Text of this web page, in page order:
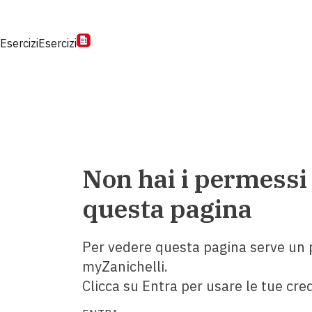
EserciziEsercizi
Non hai i
questa pagina
Per vedere questa pagina serve un
myZanichelli.
Clicca su Entra per usare le tue